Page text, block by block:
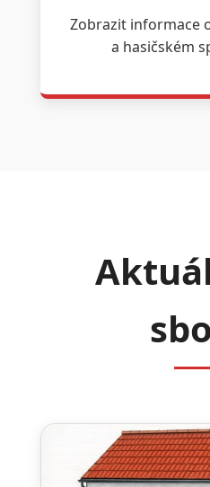
Zobrazit informace
a hasičském